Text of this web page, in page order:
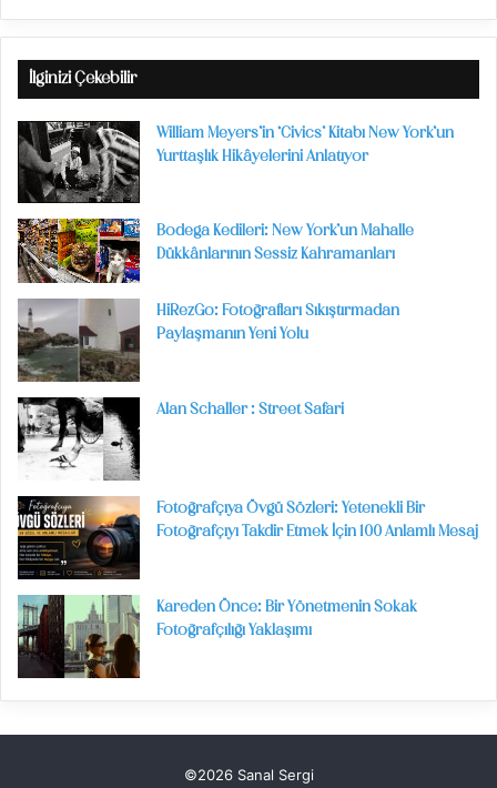
İlginizi Çekebilir
William Meyers’in ‘Civics’ Kitabı New York’un
Yurttaşlık Hikâyelerini Anlatıyor
Bodega Kedileri: New York’un Mahalle
Dükkânlarının Sessiz Kahramanları
HiRezGo: Fotoğrafları Sıkıştırmadan
Paylaşmanın Yeni Yolu
Alan Schaller : Street Safari
Fotoğrafçıya Övgü Sözleri: Yetenekli Bir
Fotoğrafçıyı Takdir Etmek İçin 100 Anlamlı Mesaj
Kareden Önce: Bir Yönetmenin Sokak
Fotoğrafçılığı Yaklaşımı
©2026 Sanal Sergi